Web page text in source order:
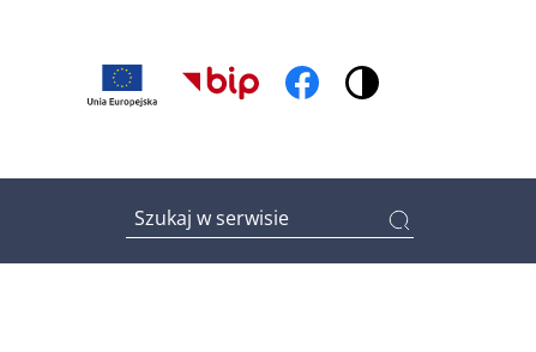
(otwiera w nowym oknie)
(otwiera w nowym
Wpisz tutaj czego szukasz